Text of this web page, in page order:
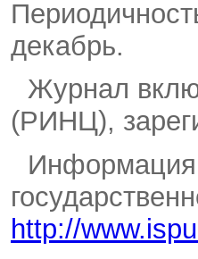
декабрь.
Журнал
(РИНЦ),
Информация
http://